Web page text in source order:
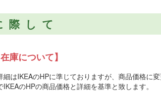
して
庫について】
細はIKEAのHPに準じておりますが、商品価格に
のHPの商品価格と詳細を基準と致します。